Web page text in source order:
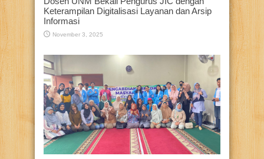
Keterampilan Digitalisasi Layanan dan Arsip
Informasi
November 3, 2025